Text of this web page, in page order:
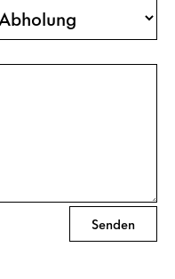
Senden